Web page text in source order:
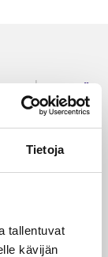
Tietoja
tallentuvat
kävijän